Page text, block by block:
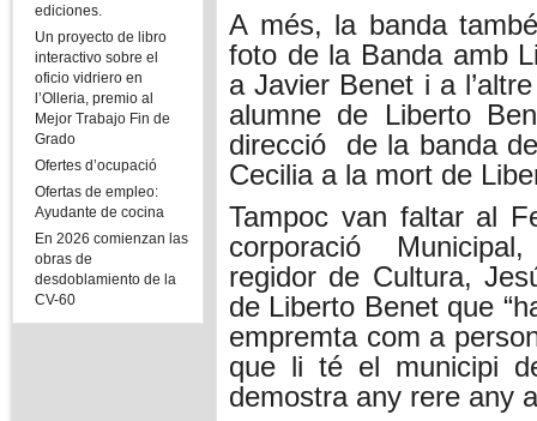
ediciones.
Un proyecto de libro
interactivo sobre el
oficio vidriero en
l’Olleria, premio al
Mejor Trabajo Fin de
Grado
Ofertes d’ocupació
Ofertas de empleo:
Ayudante de cocina
En 2026 comienzan las
obras de
desdoblamiento de la
CV-60
A més, la banda
foto de la Banda amb
a Javier Benet i a
alumne de Liberto
direcció
de la banda
Cecilia a la mort de
Tampoc van faltar al
corporació
regidor de Cultura,
de Liberto Benet que
empremta com a
que li té el municipi
demostra any rere any